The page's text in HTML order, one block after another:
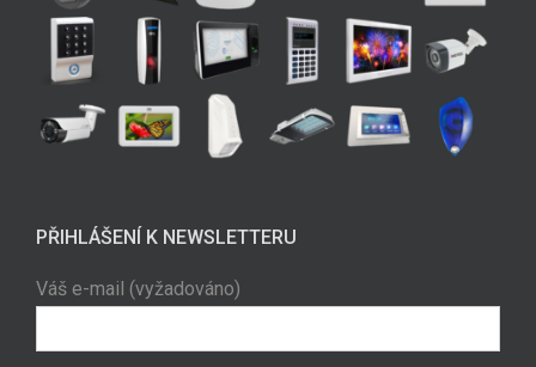
PŘIHLÁŠENÍ K NEWSLETTERU
Váš e-mail (vyžadováno)